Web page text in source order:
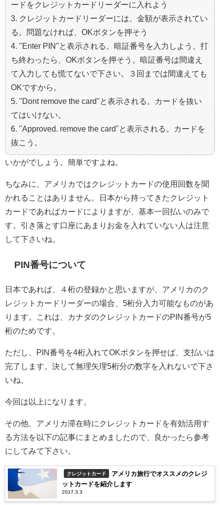
ードをクレジットカードリーダーに入れよう
3. クレジットカードリーダーには、金額が表示されてい
る。問題なければ、OKボタンを押そう
4. "Enter PIN"と表示される。暗証番号を入力しよう。打
ち終わったら、OKボタンを押そう。暗証番号は間違え
て入力しても慌てないで下さい。３回までは間違えても
OKですから。
5. "Dont remove the card"と表示される。カードを抜い
てはいけない。
6. "Approved. remove the card"と表示される。カードを
抜こう。
いかがでしょう。簡単ですよね。
ちなみに、アメリカではクレジットカードの使用回数を聞
かれることはありません。日本から持ってきたクレジット
カードであればカードによりますが、基本一回払いのみで
す。引き落とす口座にあまりお金を入れていない人は注意
して下さいね。
PIN番号について
日本であれば、４桁の登録かと思いますが、アメリカのク
レジットカードリーダーの場合、5桁分入力可能なものがあ
ります。これは、カナダのクレジットカードのPIN番号が5
桁のためです。
ただし、PIN番号を4桁入れてOKボタンを押せば、支払いは
完了します。決して無理矢理5桁分の数字を入れないで下さ
いね。
今回は以上になります。
その他、アメリカ滞在時にクレジットカードを有効活用す
る方法を以下の記事にまとめましたので、良かったら参考
にしてみて下さい。
クレジットカード
アメリカ旅行でオススメのクレジ
ットカードを紹介します
2017.3.3